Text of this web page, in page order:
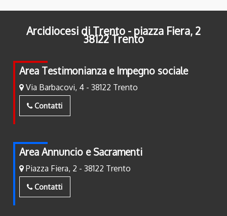
Arcidiocesi di Trento - piazza Fiera, 2
38122 Trento
Area Testimonianza e Impegno sociale
Via Barbacovi, 4 - 38122 Trento
Contatti
Area Annuncio e Sacramenti
Piazza Fiera, 2 - 38122 Trento
Contatti